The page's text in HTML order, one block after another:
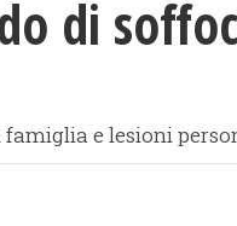
di
e lesioni